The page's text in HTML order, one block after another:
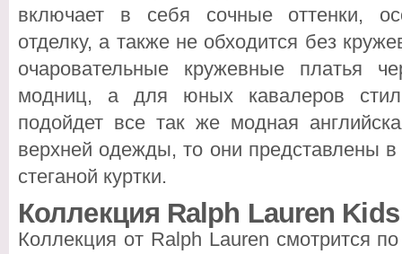
включает в себя сочные оттенки,
отделку, а также не обходится без
очаровательные кружевные платья
модниц, а для юных кавалеров
подойдет все так же модная
верхней одежды, то они представлены
стеганой куртки.
Коллекция Ralph Lauren Kids
Коллекция от Ralph Lauren смотрится